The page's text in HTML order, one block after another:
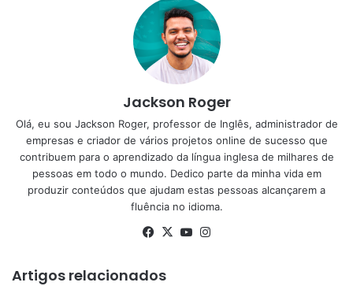
Jackson Roger
Olá, eu sou Jackson Roger, professor de Inglês, administrador de
empresas e criador de vários projetos online de sucesso que
contribuem para o aprendizado da língua inglesa de milhares de
pessoas em todo o mundo. Dedico parte da minha vida em
produzir conteúdos que ajudam estas pessoas alcançarem a
fluência no idioma.
Facebook
X YouTube
Artigos relacionados